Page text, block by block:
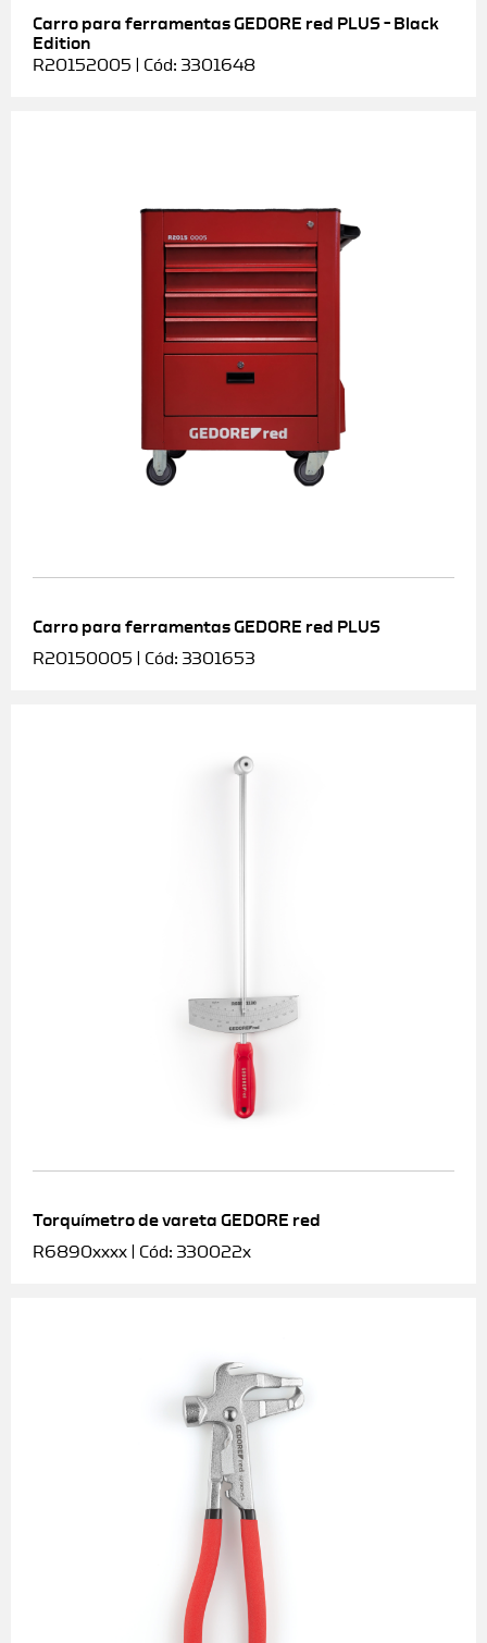
Carro para ferramentas GEDORE red PLUS – Black
Edition
R20152005 | Cód: 3301648
Carro para ferramentas GEDORE red PLUS
R20150005 | Cód: 3301653
Torquímetro de vareta GEDORE red
R6890xxxx | Cód: 330022x